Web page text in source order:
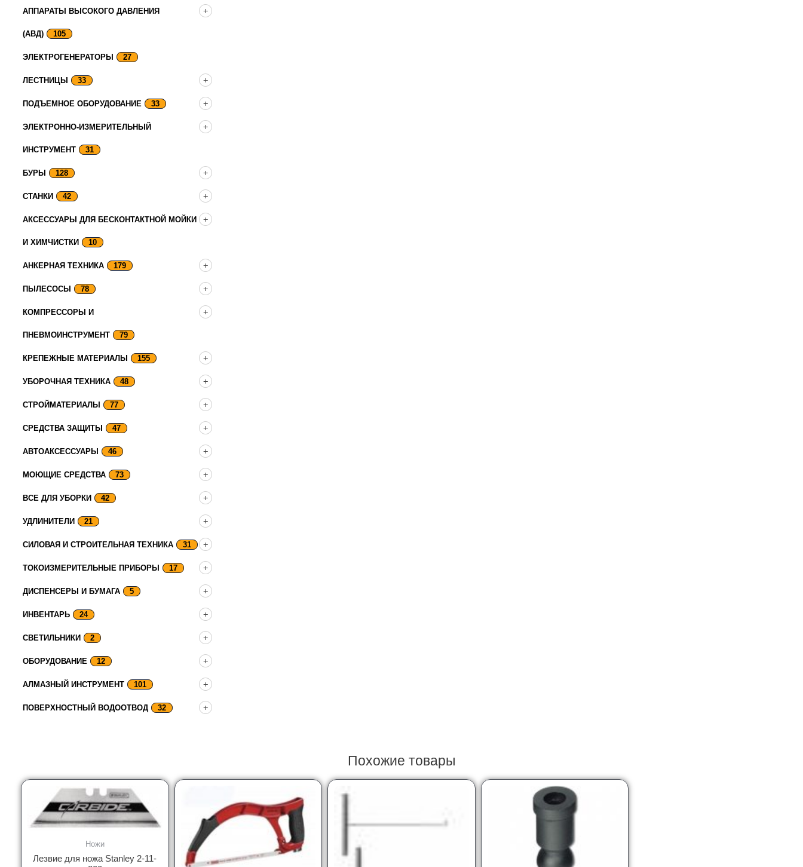
АППАРАТЫ ВЫСОКОГО ДАВЛЕНИЯ
(АВД) 105
ЭЛЕКТРОГЕНЕРАТОРЫ 27
ЛЕСТНИЦЫ 33
ПОДЪЕМНОЕ ОБОРУДОВАНИЕ 33
ЭЛЕКТРОННО-ИЗМЕРИТЕЛЬНЫЙ
ИНСТРУМЕНТ 31
БУРЫ 128
СТАНКИ 42
АКСЕССУАРЫ ДЛЯ БЕСКОНТАКТНОЙ МОЙКИ
И ХИМЧИСТКИ 10
АНКЕРНАЯ ТЕХНИКА 179
ПЫЛЕСОСЫ 78
КОМПРЕССОРЫ И
ПНЕВМОИНСТРУМЕНТ 79
КРЕПЕЖНЫЕ МАТЕРИАЛЫ 155
УБОРОЧНАЯ ТЕХНИКА 48
СТРОЙМАТЕРИАЛЫ 77
СРЕДСТВА ЗАЩИТЫ 47
АВТОАКСЕССУАРЫ 46
МОЮЩИЕ СРЕДСТВА 73
ВСЕ ДЛЯ УБОРКИ 42
УДЛИНИТЕЛИ 21
СИЛОВАЯ И СТРОИТЕЛЬНАЯ ТЕХНИКА 31
ТОКОИЗМЕРИТЕЛЬНЫЕ ПРИБОРЫ 17
ДИСПЕНСЕРЫ И БУМАГА 5
ИНВЕНТАРЬ 24
СВЕТИЛЬНИКИ 2
ОБОРУДОВАНИЕ 12
АЛМАЗНЫЙ ИНСТРУМЕНТ 101
ПОВЕРХНОСТНЫЙ ВОДООТВОД 32
Похожие товары
Ножи
Лезвие для ножа Stanley 2-11-